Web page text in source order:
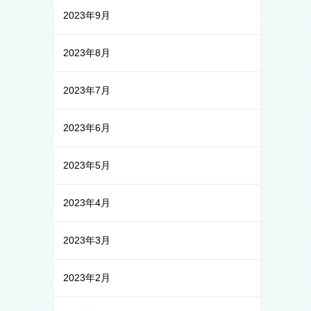
2023年9月
2023年8月
2023年7月
2023年6月
2023年5月
2023年4月
2023年3月
2023年2月